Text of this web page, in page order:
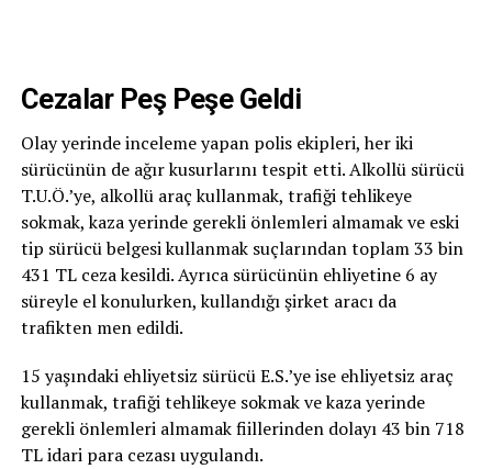
Cezalar Peş Peşe Geldi
Olay yerinde inceleme yapan polis ekipleri, her iki
sürücünün de ağır kusurlarını tespit etti. Alkollü sürücü
T.U.Ö.’ye, alkollü araç kullanmak, trafiği tehlikeye
sokmak, kaza yerinde gerekli önlemleri almamak ve eski
tip sürücü belgesi kullanmak suçlarından toplam 33 bin
431 TL ceza kesildi. Ayrıca sürücünün ehliyetine 6 ay
süreyle el konulurken, kullandığı şirket aracı da
trafikten men edildi.
15 yaşındaki ehliyetsiz sürücü E.S.’ye ise ehliyetsiz araç
kullanmak, trafiği tehlikeye sokmak ve kaza yerinde
gerekli önlemleri almamak fiillerinden dolayı 43 bin 718
TL idari para cezası uygulandı.